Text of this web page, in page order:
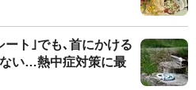
ト｣でも､首にかける
い…熱中症対策に最